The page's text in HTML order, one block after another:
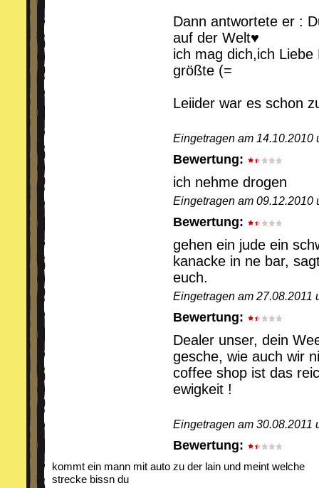
Dann antwortete er :
auf der Welt♥
ich mag dich,ich Liebe
größte (=
Leiider war es schon
Eingetragen am 14.10.2010
Bewertung:
ich nehme drogen
Eingetragen am 09.12.2010
Bewertung:
gehen ein jude ein
kanacke in ne bar,
euch.
Eingetragen am 27.08.2011
Bewertung:
Dealer unser, dein
gesche, wie auch wir
coffee shop ist das
ewigkeit !
Eingetragen am 30.08.2011
Bewertung:
kommt ein mann mit auto zu der lain und meint welche
strecke bissn du